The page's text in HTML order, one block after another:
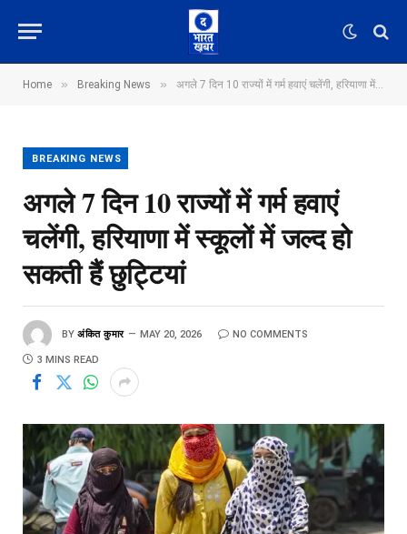
Home » Breaking News » अगले 7 दिन 10 राज्यों में गर्म हवाएं चलेंगी, हरियाणा में स्कूलों में जल्द हो सकती हैं छुट्टियां
BREAKING NEWS
अगले 7 दिन 10 राज्यों में गर्म हवाएं
चलेंगी, हरियाणा में स्कूलों में जल्द हो
सकती हैं छुट्टियां
BY अंकित कुमार MAY 20, 2026 NO COMMENTS
3 MINS READ